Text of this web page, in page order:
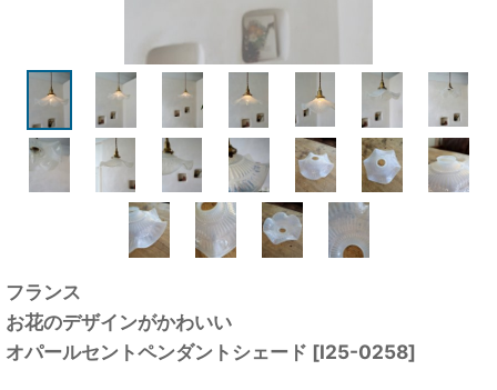
フランス
お花のデザインがかわいい
オパールセントペンダントシェード [I25-0258]